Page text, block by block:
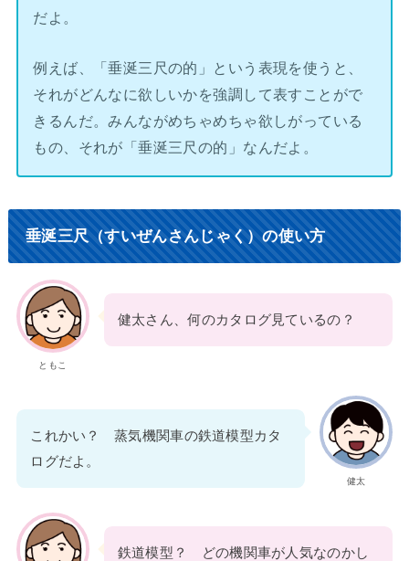
だよ。
例えば、「垂涎三尺の的」という表現を使うと、
それがどんなに欲しいかを強調して表すことがで
きるんだ。みんながめちゃめちゃ欲しがっている
もの、それが「垂涎三尺の的」なんだよ。
垂涎三尺（すいぜんさんじゃく）の使い方
ともこ
健太さん、何のカタログ見ているの？
健太
これかい？ 蒸気機関車の鉄道模型カタ
ログだよ。
鉄道模型？ どの機関車が人気なのかし